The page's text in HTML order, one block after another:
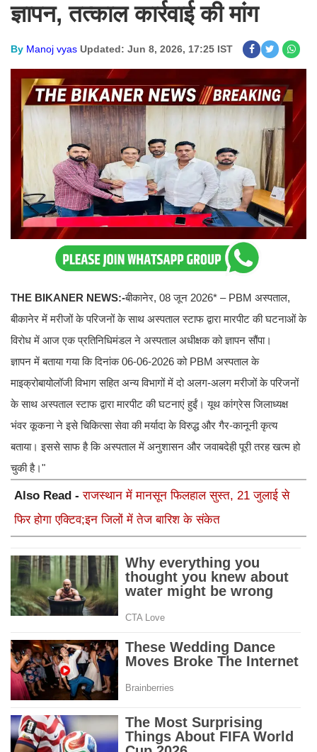
ज्ञापन, तत्काल कार्रवाई की मांग
By Manoj vyas Updated: Jun 8, 2026, 17:25 IST
THE BIKANER NEWS:-बीकानेर, 08 जून 2026* – PBM अस्पताल,
बीकानेर में मरीजों के परिजनों के साथ अस्पताल स्टाफ द्वारा मारपीट की घटनाओं के
विरोध में आज एक प्रतिनिधिमंडल ने अस्पताल अधीक्षक को ज्ञापन सौंपा।
ज्ञापन में बताया गया कि दिनांक 06-06-2026 को PBM अस्पताल के
माइक्रोबायोलॉजी विभाग सहित अन्य विभागों में दो अलग-अलग मरीजों के परिजनों
के साथ अस्पताल स्टाफ द्वारा मारपीट की घटनाएं हुईं। यूथ कांग्रेस जिलाध्यक्ष
भंवर कूकना ने इसे चिकित्सा सेवा की मर्यादा के विरुद्ध और गैर-कानूनी कृत्य
बताया। इससे साफ है कि अस्पताल में अनुशासन और जवाबदेही पूरी तरह खत्म हो
चुकी है।"
Also Read -राजस्थान में मानसून फिलहाल सुस्त, 21 जुलाई से
फिर होगा एक्टिव;इन जिलों में तेज बारिश के संकेत